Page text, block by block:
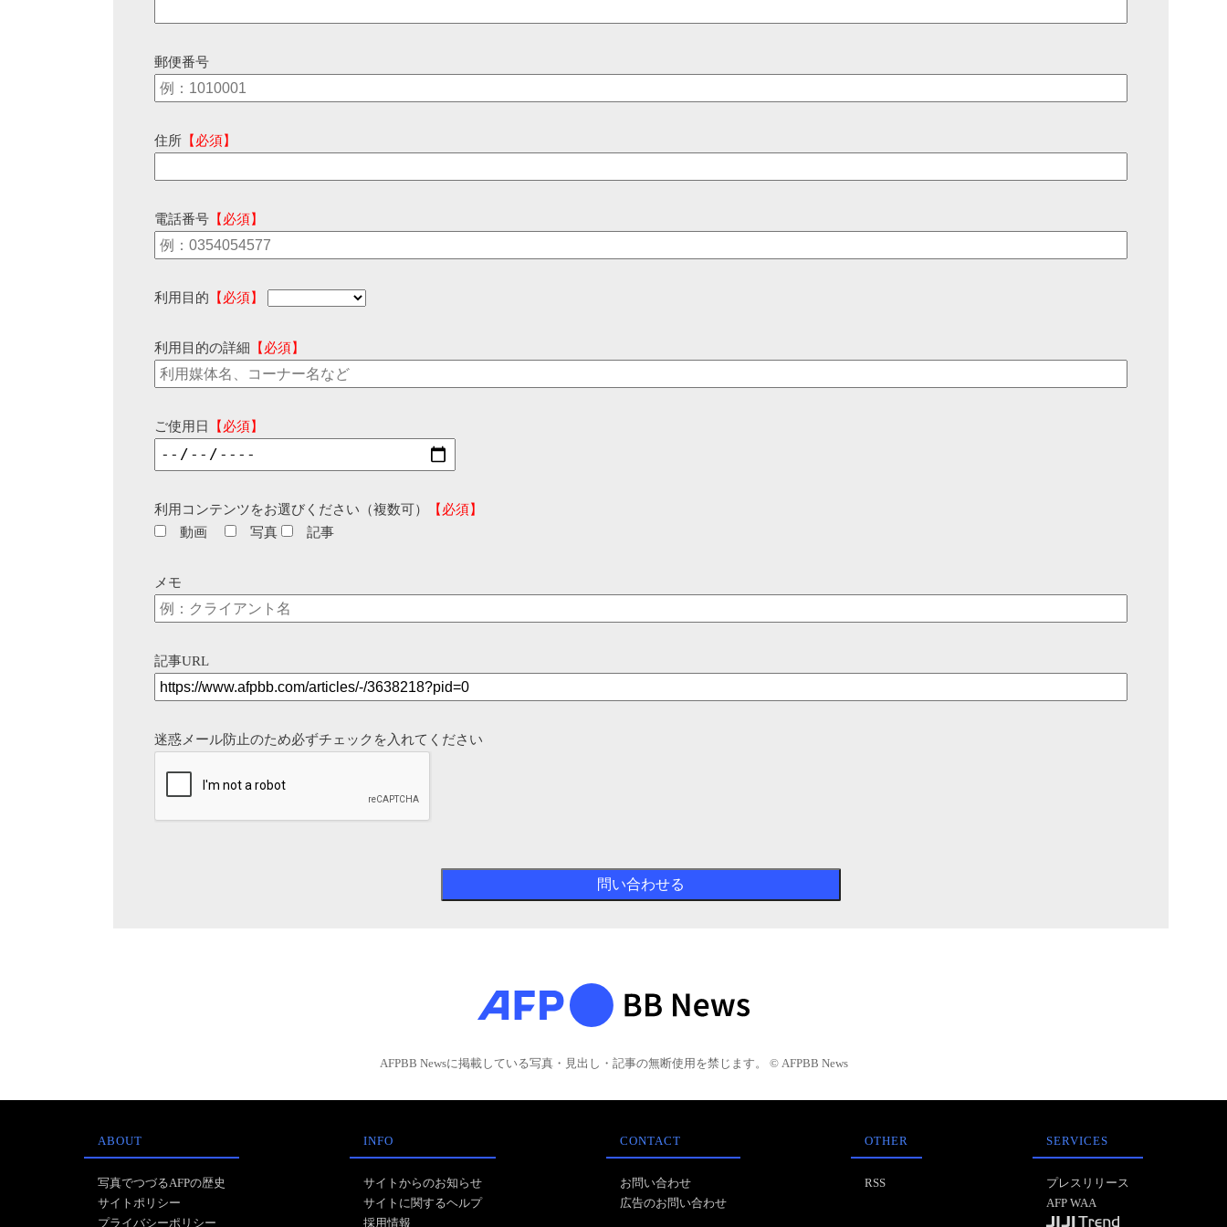
郵便番号
住所 【必須】
電話番号 【必須】
利用目的 【必須】
利用目的の詳細 【必須】
ご使用日 【必須】
利用コンテンツをお選びください（複数可）
【必須】
動画
写真 記事
メモ
記事URL
迷惑メール防止のため必ずチェックを入れてください
AFPBB Newsに掲載している写真・見出し・記事の無断使用を禁じます。 © AFPBB News
ABOUT
写真でつづるAFPの歴史
サイトポリシー
プライバシーポリシー
INFO
サイトからのお知らせ
サイトに関するヘルプ
採用情報
CONTACT
お問い合わせ
広告のお問い合わせ
OTHER
RSS
SERVICES
プレスリリース
AFP WAA